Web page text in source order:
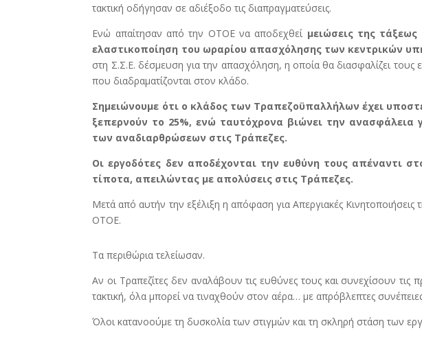
τακτική οδήγησαν σε αδιέξοδο τις διαπραγματεύσεις.
Ενώ απαίτησαν από την ΟΤΟΕ να αποδεχθεί μειώσεις της
ελαστικοποίηση του ωραρίου απασχόλησης των κεντρικών
στη Σ.Σ.Ε. δέσμευση για την απασχόληση, η οποία θα διασφαλίζει τους
που διαδραματίζονται στον κλάδο.
Σημειώνουμε ότι ο κλάδος των Τραπεζοϋπαλλήλων έχει
ξεπερνούν το 25%, ενώ ταυτόχρονα βιώνει την ανασφάλεια
των αναδιαρθρώσεων στις Τράπεζες.
Οι εργοδότες δεν αποδέχονται την ευθύνη τους απέναντι
τίποτα, απειλώντας με απολύσεις στις Τράπεζες.
Μετά από αυτήν την εξέλιξη η απόφαση για Απεργιακές
ΟΤΟΕ.
Τα περιθώρια τελείωσαν.
Αν οι Τραπεζίτες δεν αναλάβουν τις ευθύνες τους και συνεχίσουν τις
τακτική, όλα μπορεί να τιναχθούν στον αέρα… με απρόβλεπτες
Όλοι κατανοούμε τη δυσκολία των στιγμών και τη σκληρή στάση των